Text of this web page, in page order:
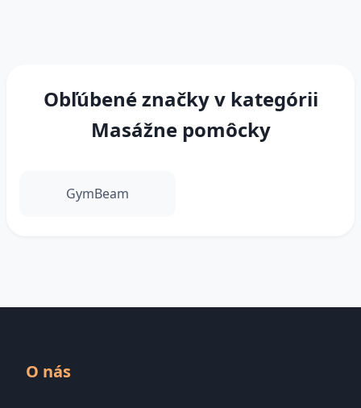
Obľúbené značky v kategórii
Masážne pomôcky
GymBeam
O nás